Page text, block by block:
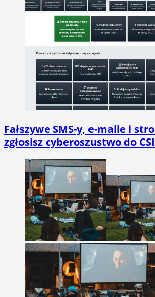
Fałszywe SMS-y, e-maile i
zgłosisz cyberoszustwo do